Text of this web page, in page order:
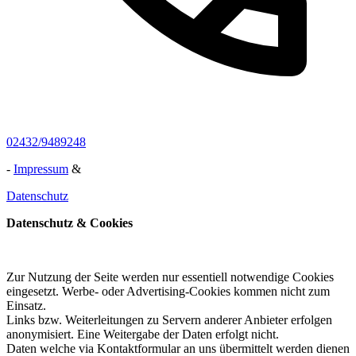
02432/9489248
- Impressum &
Datenschutz
Datenschutz & Cookies
Zur Nutzung der Seite werden nur essentiell notwendige Cookies
eingesetzt. Werbe- oder Advertising-Cookies kommen nicht zum
Einsatz.
Links bzw. Weiterleitungen zu Servern anderer Anbieter erfolgen
anonymisiert. Eine Weitergabe der Daten erfolgt nicht.
Daten welche via Kontaktformular an uns übermittelt werden dienen